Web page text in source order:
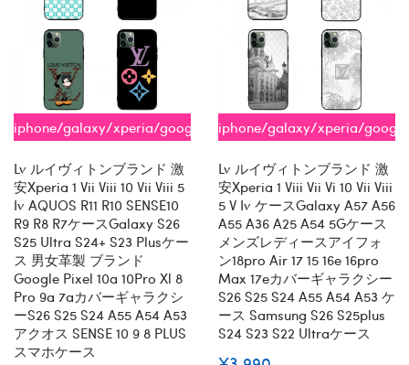
iphone/galaxy/xperia/google/aquos
Lv ルイヴィトンブランド 激
安xperia 1 Vii Viii 10 Vii Viii 5
Iv AQUOS R11 R10 SENSE10
R9 R8 R7ケースGalaxy S26
S25 Ultra S24+ S23 Plusケー
ス 男女革製 ブランド
Google Pixel 10a 10Pro Xl 8
Pro 9a 7aカバーギャラクシ
ーs26 S25 S24 A55 A54 A53
アクオス SENSE 10 9 8 PLUS
スマホケース
iphone/galaxy/xperia/
Lv ルイヴィトンブランド 激
安xperia 1 Viii Vii Vi 10 Vii Viii
5 V Iv ケースGalaxy A57 A56
A55 A36 A25 A54 5Gケース
メンズレディースアイフォ
ン18pro Air 17 15 16e 16pro
Max 17eカバーギャラクシー
S26 S25 S24 A55 A54 A53 ケ
ース Samsung S26 S25plus
S24 S23 S22 Ultraケース